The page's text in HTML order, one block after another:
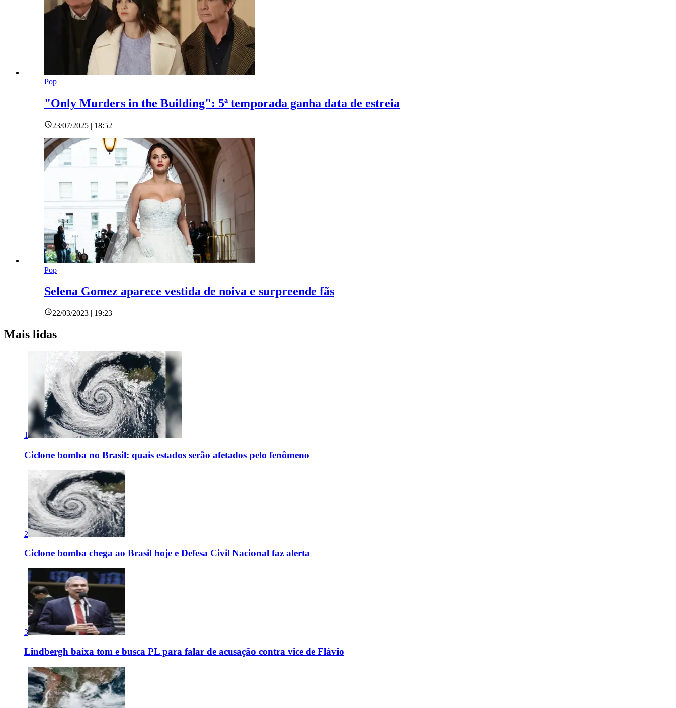
Pop
"Only Murders in the Building": 5ª temporada ganha data de estreia
23/07/2025 | 18:52
Pop
Selena Gomez aparece vestida de noiva e surpreende fãs
22/03/2023 | 19:23
Mais lidas
1
Ciclone bomba no Brasil: quais estados serão afetados pelo fenômeno
2
Ciclone bomba chega ao Brasil hoje e Defesa Civil Nacional faz alerta
3
Lindbergh baixa tom e busca PL para falar de acusação contra vice de Flávio